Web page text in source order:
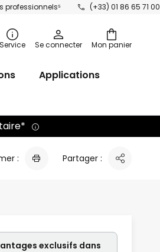
professionnels⁵ (+33) 01 86 65 71 00
Mon panier
Service Se connecter
Applications
: Partager :
exclusifs dans